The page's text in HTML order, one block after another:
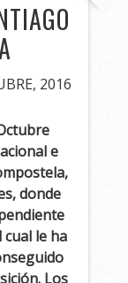
2016
e
donde
cual le ha
Los